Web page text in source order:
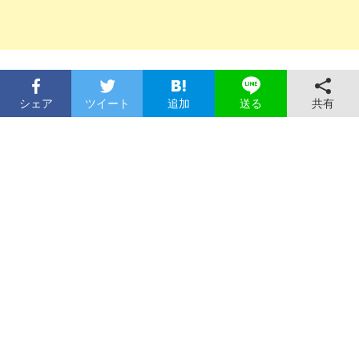
シェア ツイート 追加 送る 共有